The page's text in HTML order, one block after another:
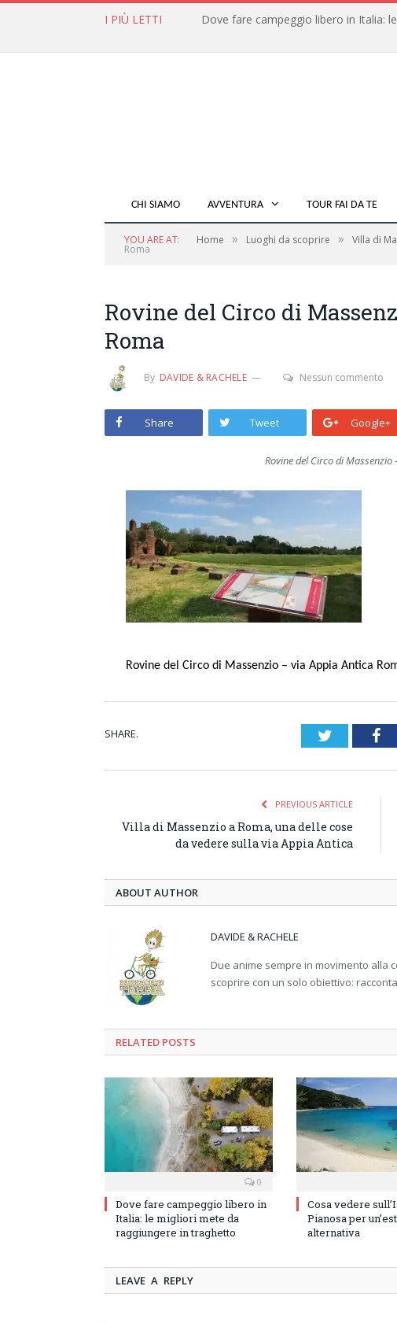
I PIÙ LETTI
CHI SIAMO AVVENTURA TOUR FAI DA TE
YOU ARE AT: Home » Luoghi da scoprire » Villa di
Roma
Rovine del Circo di
Roma
By DAVIDE & RACHELE Nessun commento
Share Tweet Google+
Rovine del Circo di Massenzio
Rovine del Circo di Massenzio – via Appia Antica
SHARE. Twitter
PREVIOUS ARTICLE
Villa di Massenzio a Roma, una delle cose
da vedere sulla via Appia Antica
ABOUT AUTHOR
DAVIDE & RACHELE
Due anime sempre in movimento alla
scoprire con un solo obiettivo:
RELATED POSTS
0
Dove fare campeggio libero in
Italia: le migliori mete da
raggiungere in traghetto
Cosa vedere
Pianosa per
alternativa
LEAVE A REPLY